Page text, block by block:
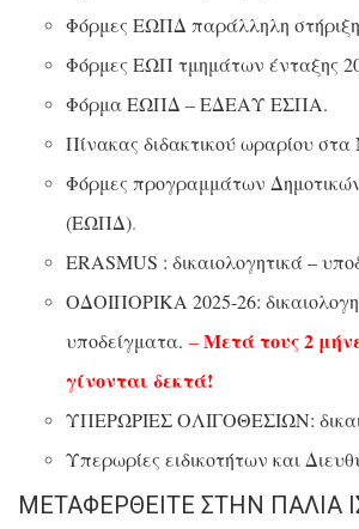
Φόρμες ΕΩΠΔ παράλληλη στήριξη
Φόρμες ΕΩΠ τμημάτων ένταξης
Φόρμα ΕΩΠΔ – ΕΔΕΑΥ ΕΣΠΑ.
Πίνακας διδακτικού ωραρίου
Φόρμες προγραμμάτων
(ΕΩΠΔ).
ERASMUS : δικαιολογητικά –
ΟΔΟΙΠΟΡΙΚΑ 2025-26:
υποδείγματα. –Μετά τους 2
γίνονται δεκτά!
ΥΠΕΡΩΡΙΕΣ ΟΛΙΓΟΘΕΣΙΩΝ:
Υπερωρίες ειδικοτήτων και
ΜΕΤΑΦΕΡΘΕΊΤΕ ΣΤΗΝ ΠΑΛΙΆ